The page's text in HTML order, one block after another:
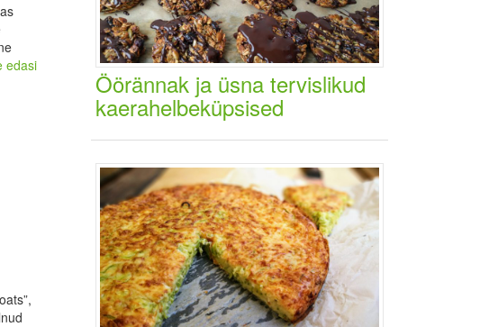
edasi
Öörännak ja üsna tervislikud
kaerahelbeküpsised